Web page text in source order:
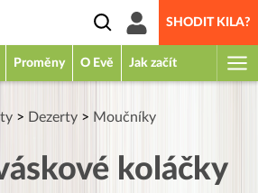
SHODIT KILA?
Proměny O Evě Jak začít
> Dezerty > Moučníky
koláčky